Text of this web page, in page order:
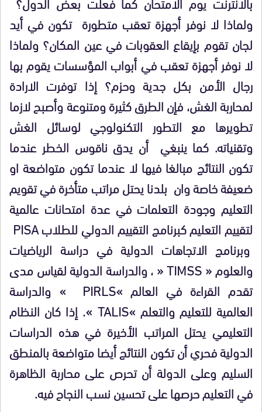
ولماذا لا نوفر أجهزة تعقب متطورة تكون في أيد
لجان تقوم بإيقاع العقوبات في عين المكان؟ ولماذا
لا نوفر أجهزة تعقب في أبواب المؤسسات يقوم بها
رجال الأمن بكل جدية وحزم؟ إذا توفرت الارادة
لمحاربة الغش، فإن الطرق كثيرة ومتنوعة وأصبح لازما
تطويرها مع التطور التكنولوجي لوسائل الغش
وتقنياته. كما ينبغي أن يدق ناقوس الخطر عندما
تكون النتائج مبالغا فيها لا عندما تكون متواضعة او
ضعيفة خاصة وان بلدنا يحتل مراتب متأخرة في تقويم
التعليم وجودة التعلمات في عدة امتحانات عالمية
وبرنامج الاتجاهات الدولية في دراسة الرياضيات
والعلوم « TIMSS « ، والدراسة الدولية لقياس مدى
تقدم القراءة في العالم »PIRLS » والدراسة
العالمية للتعليم والتعلم »TALIS ». إذا كان النظام
التعليمي يحتل المراتب الأخيرة في هذه الدراسات
الدولية فحري أن تكون النتائج أيضا متواضعة بالمنطق
السليم وعلى الدولة أن تحرص على محاربة الظاهرة
في التعليم حرصها على تحسين نسب النجاح فيه.